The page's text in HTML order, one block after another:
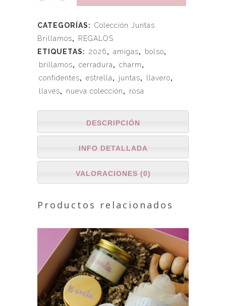
CATEGORÍAS: Colección Juntas
Brillamos,
REGALOS
ETIQUETAS: 2026, amigas, bolso,
brillamos, cerradura, charm,
confidentes, estrella, juntas, llavero,
llaves, nueva colección, rosa
DESCRIPCIÓN
INFO DETALLADA
VALORACIONES (0)
Productos relacionados